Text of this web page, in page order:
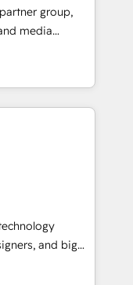
Award 🏆
AVA Digital
CRM
group,
media
Born in Chile,
reach to
creativity,
end-to-
automation,
and digital
in Spanish,
strategies
3 Partner of the
and big